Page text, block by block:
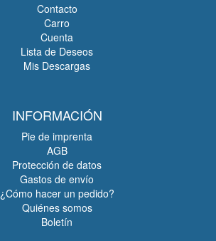
Contacto
Carro
Cuenta
Lista de Deseos
Mis Descargas
INFORMACIÓN
Pie de imprenta
AGB
Protección de datos
Gastos de envío
¿Cómo hacer un pedido?
Quiénes somos
Boletín